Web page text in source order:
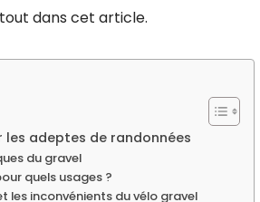
dans cet article.
les adeptes de randonnées
du gravel
quels usages ?
les inconvénients du vélo gravel